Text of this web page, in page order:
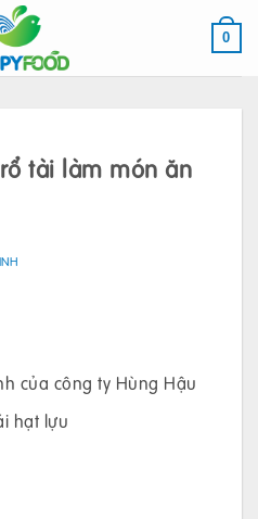
0
tài làm món ăn
của công ty Hùng Hậu
hạt lựu